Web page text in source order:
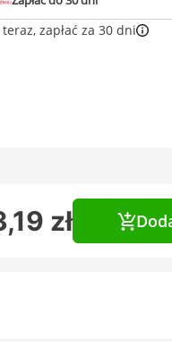
zapłać za 30 dni
zł